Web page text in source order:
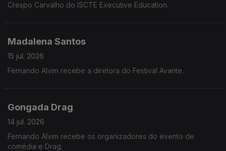
Crespo Carvalho do ISCTE Executive Education.
Madalena Santos
15 jul. 2026
Fernando Alvim recebe a diretora do Festival Avante.
Gongada Drag
14 jul. 2026
Fernando Alvim recebe os organizadores do evento de
comédia e Drag.